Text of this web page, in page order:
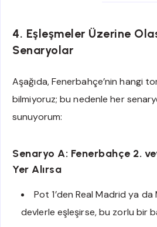
4. Eşleşmeler Üzerine
Senaryolar
Aşağıda, Fenerbahçe’nin hangi
bilmiyoruz; bu nedenle her
sunuyorum:
Senaryo A: Fenerbahçe 2.
Yer Alırsa
Pot 1’den Real Madrid ya
devlerle eşleşirse, bu zorlu bir